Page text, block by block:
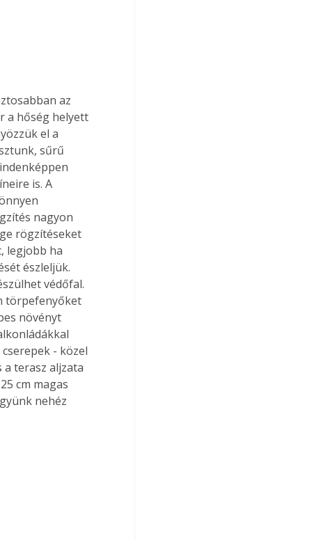
a hőség helyett
el a
sűrű
is. A
nagyon
rögzítéseket
legjobb ha
észleljük.
védőfal.
törpefenyőket
növényt
- közel
a terasz aljzata
cm magas
nehéz